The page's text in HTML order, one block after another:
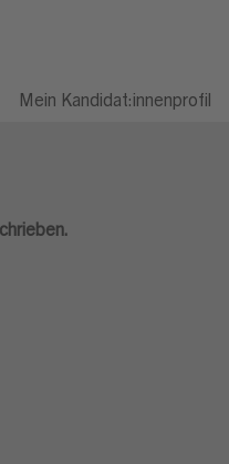
Mein Kandidat:innenprofil